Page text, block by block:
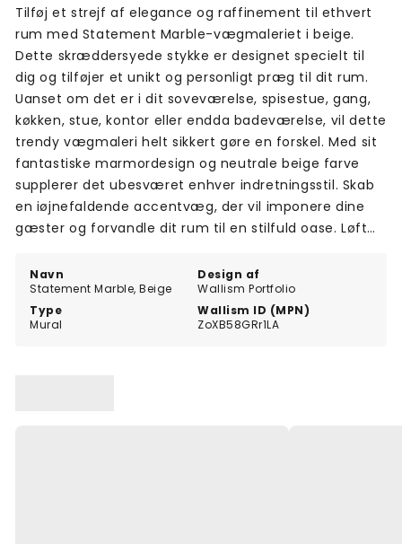
Navn
Statement Marble, Beige
Design af
Wallism Portfolio
Type
Mural
Wallism ID (MPN)
ZoXB58GRr1LA
Tilføj et strejf af elegance og raffinement til ethvert
rum med Statement Marble-vægmaleriet i beige.
Dette skræddersyede stykke er designet specielt til
dig og tilføjer et unikt og personligt præg til dit rum.
Uanset om det er i dit soveværelse, spisestue, gang,
køkken, stue, kontor eller endda badeværelse, vil dette
trendy vægmaleri helt sikkert gøre en forskel. Med sit
fantastiske marmordesign og neutrale beige farve
supplerer det ubesværet enhver indretningsstil. Skab
en iøjnefaldende accentvæg, der vil imponere dine
gæster og forvandle dit rum til en stilfuld oase. Løft
vægmaleriet.